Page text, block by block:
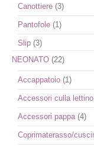
Canottiere (3)
Pantofole (1)
Slip (3)
NEONATO (22)
Accappatoio (1)
Accessori culla lettino
Accessori pappa (4)
Coprimaterasso/